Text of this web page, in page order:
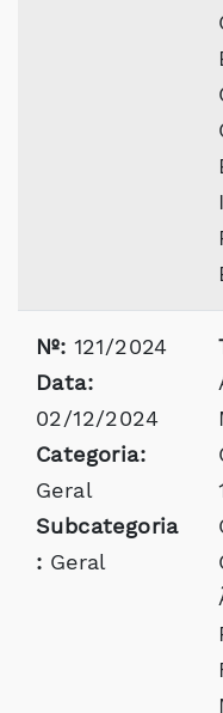
Nº: 121/2024
Data:
02/12/2024
Categoria:
Geral
Subcategoria
: Geral